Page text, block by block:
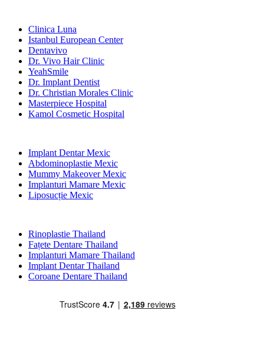
Clinica Luna
Istanbul European Center
Dentavivo
Dr. Vivo Hair Clinic
YeahSmile
Dr. Implant Dentist
Dr. Christian Morales Clinic
Masterpiece Hospital
Kamol Cosmetic Hospital
Implant Dentar Mexic
Abdominoplastie Mexic
Mummy Makeover Mexic
Implanturi Mamare Mexic
Liposucție Mexic
Rinoplastie Thailand
Fațete Dentare Thailand
Implanturi Mamare Thailand
Implant Dentar Thailand
Coroane Dentare Thailand